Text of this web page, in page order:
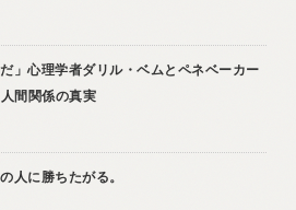
」心理学者ダリル・ベムとペネベーカー
間関係の真実
人に勝ちたがる。